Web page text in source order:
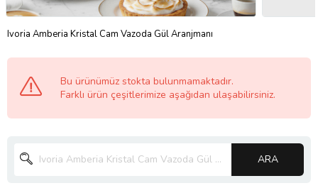
Ivoria Amberia Kristal Cam Vazoda Gül Aranjmanı
Bu ürünümüz stokta bulunmamaktadır.
Farklı ürün çeşitlerimize aşağıdan ulaşabilirsiniz.
ARA